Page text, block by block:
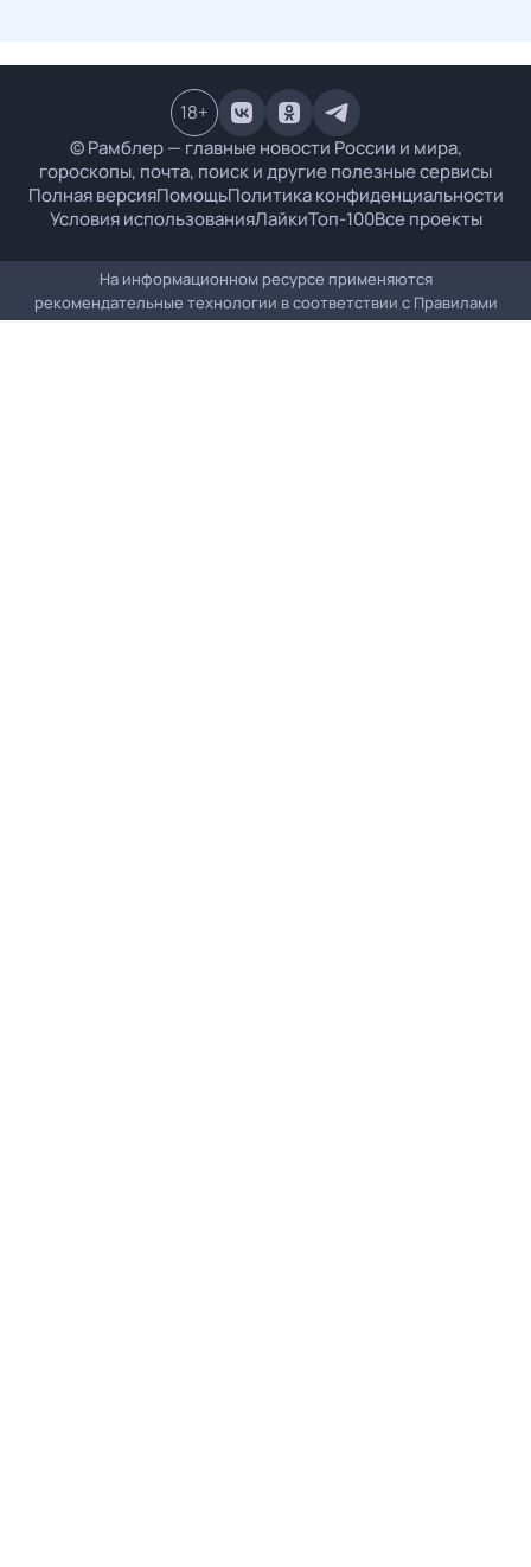
© Рамблер — главные новости России и мира,
гороскопы, почта, поиск и другие полезные сервисы
Полная версияПомощьПолитика конфиденциальности
Условия использованияЛайкиТоп-100Все проекты
18+
На информационном ресурсе применяются
рекомендательные технологии в соответствии с Правилами